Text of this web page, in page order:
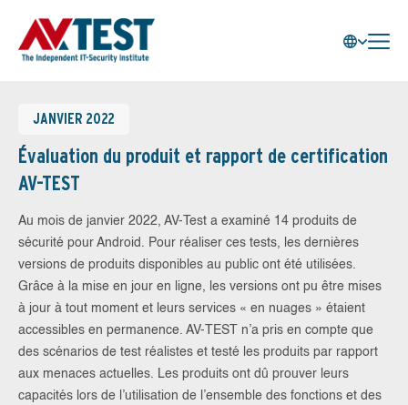
JANVIER 2022
Évaluation du produit et rapport de certification
AV-TEST
Au mois de janvier 2022, AV-Test a examiné 14 produits de
sécurité pour Android. Pour réaliser ces tests, les dernières
versions de produits disponibles au public ont été utilisées.
Grâce à la mise en jour en ligne, les versions ont pu être mises
à jour à tout moment et leurs services « en nuages » étaient
accessibles en permanence. AV-TEST n’a pris en compte que
des scénarios de test réalistes et testé les produits par rapport
aux menaces actuelles. Les produits ont dû prouver leurs
capacités lors de l’utilisation de l’ensemble des fonctions et des